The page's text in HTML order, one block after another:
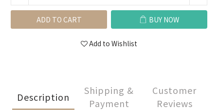
ADD TO CART BUY NOW
Add to Wishlist
Description
Shipping &
Payment
Customer
Reviews